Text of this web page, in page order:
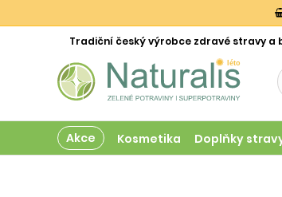
Tradiční český výrobce zdravé stravy a
Akce Kosmetika Doplňky